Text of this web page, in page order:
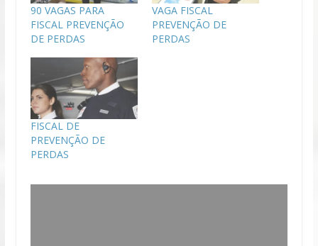
90 VAGAS PARA
FISCAL PREVENÇÃO
DE PERDAS
VAGA FISCAL
PREVENÇÃO DE
PERDAS
FISCAL DE
PREVENÇÃO DE
PERDAS